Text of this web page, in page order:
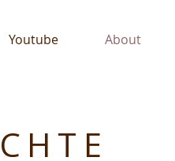
Youtube About